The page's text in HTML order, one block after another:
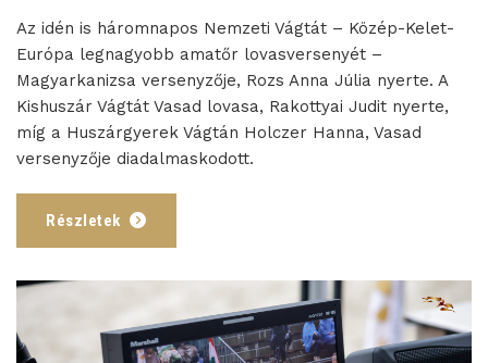
Az idén is háromnapos Nemzeti Vágtát – Közép-Kelet-
Európa legnagyobb amatőr lovasversenyét –
Magyarkanizsa versenyzője, Rozs Anna Júlia nyerte. A
Kishuszár Vágtát Vasad lovasa, Rakottyai Judit nyerte,
míg a Huszárgyerek Vágtán Holczer Hanna, Vasad
versenyzője diadalmaskodott.
Részletek